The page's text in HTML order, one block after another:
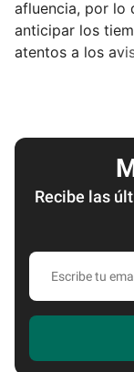
afluencia, por lo
anticipar los
atentos a los
Recibe las
Escribe
email